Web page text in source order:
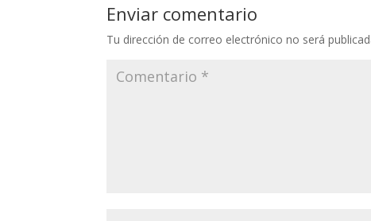
Enviar comentario
Tu dirección de correo electrónico no será